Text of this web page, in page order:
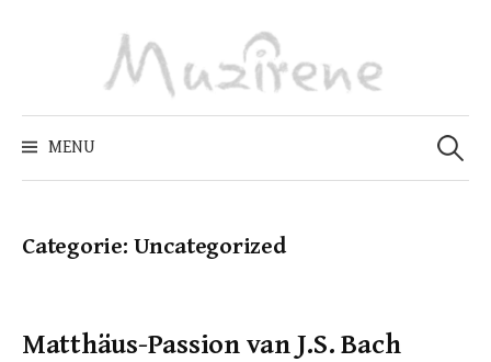
MENU
Zoeken
naar:
Categorie: Uncategorized
Matthäus-Passion van J.S. Bach